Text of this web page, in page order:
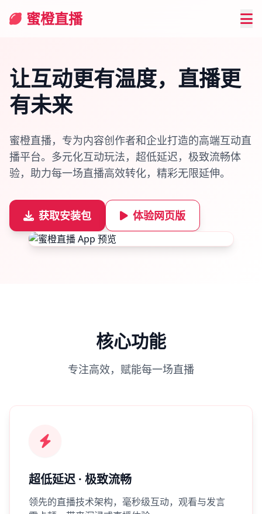
蜜橙直播
让互动更有温度， 直播更
有未来
蜜橙直播，专为内容创作者和企业打造的高端互动直
播平台。多元化互动玩法，超低延迟，极致流畅体
验，助力每一场直播高效转化，精彩无限延伸。
获取安装包 体验网页版
核心功能
专注高效，赋能每一场直播
超低延迟 · 极致流畅
领先的直播技术架构，毫秒级互动，观看与发言